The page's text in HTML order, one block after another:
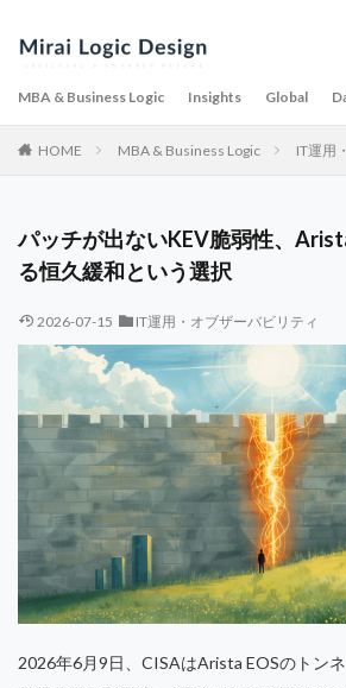
MBA & Business Logic Insights Global
HOME MBA & Business Logic IT運用
パッチが出ないKEV脆弱性、
る恒久緩和という選択
2026-07-15 IT運用・オブザーバビリティ
2026年6月9日、CISAはArista EOSのトン